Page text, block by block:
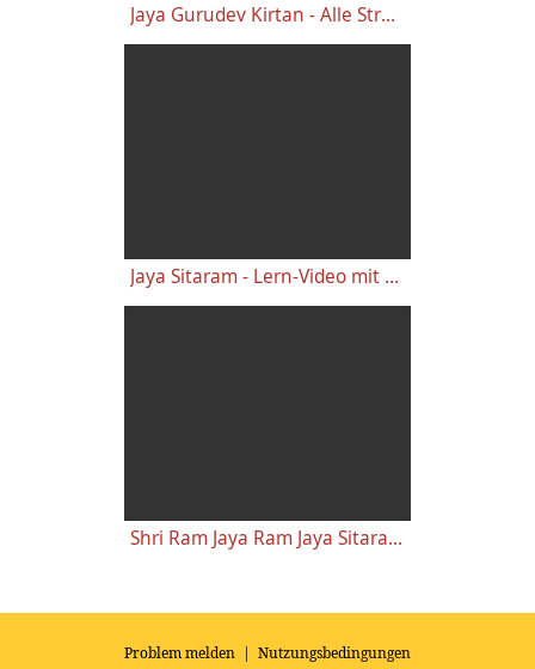
Jaya Gurudev Kirtan - Alle Strophen - Noten-Lernvideo 355
Jaya Sitaram - Lern-Video mit sichtbaren Harmoniumtasten mit Noten 206
Shri Ram Jaya Ram Jaya Sitaram Sadgurudev - Lehrvideo mit Noten 202
Problem melden | Nutzungsbedingungen